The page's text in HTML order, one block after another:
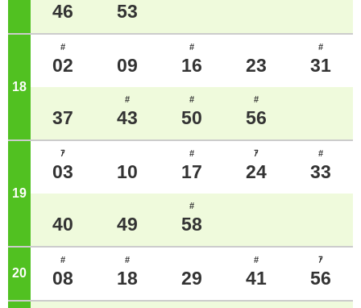
46 53
18 ジ
#
02 09
#
16 23
#
31
37
#
43
#
50
#
56
19 ジ
ｱ
03 10
#
17
ｱ
24
#
33
40 49
#
58
20
#
08
#
18 29
#
41
ｱ
56